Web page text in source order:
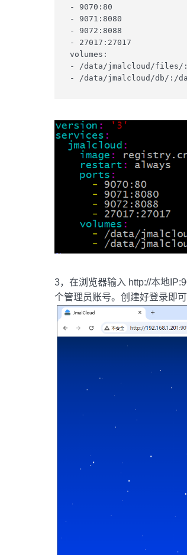
- 9070:80
- 9071:8080
- 9072:8088
- 27017:27017
volumes:
- /data/jmalcloud/
- /data/jmalcloud/db/:/
3，在浏览器输入 http://本地
个管理员账号。创建好登录即可